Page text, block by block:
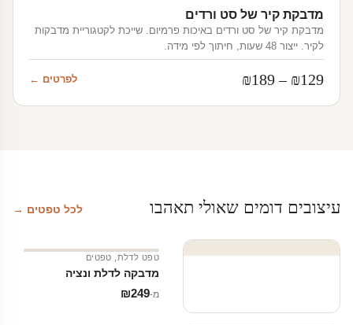
מדבקת קיר של סט ורדים
מדבקת קיר של סט ורדים באיכות פרמיום. שייכת לקטגוריית מדבקות
לקיר. ייצור 48 שעות, חיתוך לפי מידה.
₪129
–
₪189
מחירים:
לפרטים ←
עיצובים דומים שאולי תאהבו לכל טפטים →
טפט לדלת טפטים
מדבקה לדלת ונציה
מ‑ ₪249